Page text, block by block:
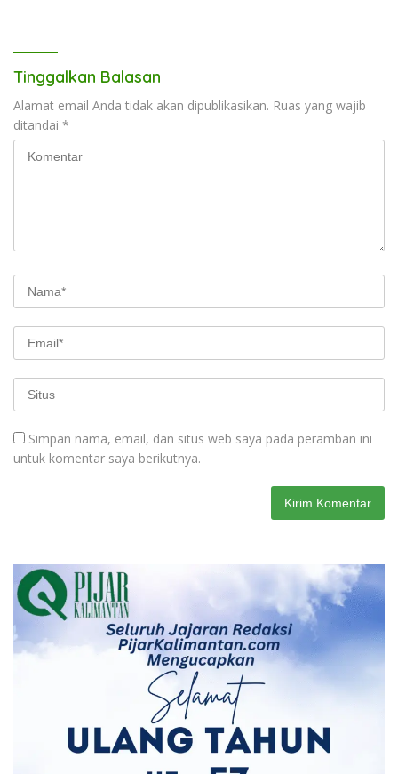
Tinggalkan Balasan
Alamat email Anda tidak akan dipublikasikan. Ruas yang wajib
ditandai *
Simpan nama, email, dan situs web saya pada peramban ini
untuk komentar saya berikutnya.